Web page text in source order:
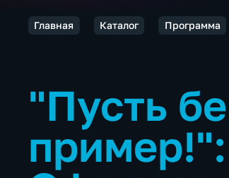
Главная Каталог Программа
"Пусть